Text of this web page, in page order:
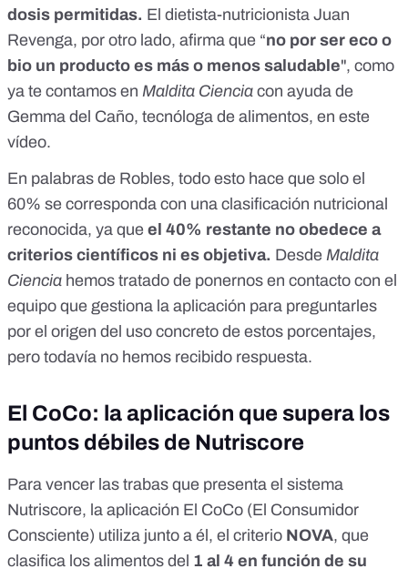
dosis permitidas. El dietista-nutricionista Juan
Revenga, por otro lado, afirma que “no por ser eco o
bio un producto es más o menos saludable", como
ya te contamos en Maldita Ciencia con ayuda de
Gemma del Caño, tecnóloga de alimentos, en este
vídeo.
En palabras de Robles, todo esto hace que solo el
60% se corresponda con una clasificación nutricional
reconocida, ya que el 40% restante no obedece a
criterios científicos ni es objetiva. Desde Maldita
Ciencia hemos tratado de ponernos en contacto con el
equipo que gestiona la aplicación para preguntarles
por el origen del uso concreto de estos porcentajes,
pero todavía no hemos recibido respuesta.
El CoCo: la aplicación que supera los
puntos débiles de Nutriscore
Para vencer las trabas que presenta el sistema
Nutriscore, la aplicación El CoCo (El Consumidor
Consciente) utiliza junto a él, el criterio NOVA, que
clasifica los alimentos del 1 al 4 en función de su